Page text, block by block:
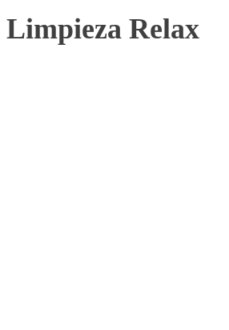
Limpieza Relax